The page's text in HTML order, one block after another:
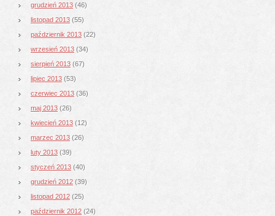
grudzień 2013 (46)
listopad 2013 (55)
październik 2013 (22)
wrzesień 2013 (34)
sierpień 2013 (67)
lipiec 2013 (53)
czerwiec 2013 (36)
maj 2013 (26)
kwiecień 2013 (12)
marzec 2013 (26)
luty 2013 (39)
styczeń 2013 (40)
grudzień 2012 (39)
listopad 2012 (25)
październik 2012 (24)